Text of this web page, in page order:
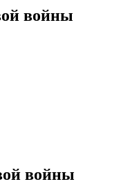
войны
войны